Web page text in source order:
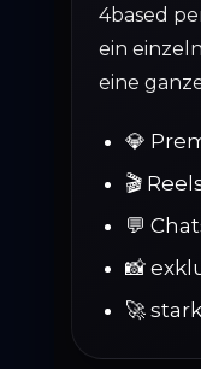
4based
ein
eine
💎
🎬
💬
📸
🚀